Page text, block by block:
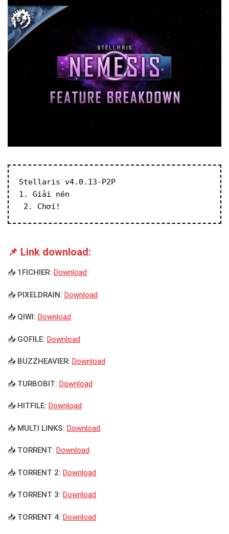
Stellaris v4.0.13-P2P
1. Giải nén
2. Chơi!
📌 Link download:
📥 1FICHIER: Download
📥 PIXELDRAIN: Download
📥 QIWI: Download
📥 GOFILE: Download
📥 BUZZHEAVIER: Download
📥 TURBOBIT: Download
📥 HITFILE: Download
📥 MULTI LINKS: Download
📥 TORRENT: Download
📥 TORRENT 2: Download
📥 TORRENT 3: Download
📥 TORRENT 4: Download